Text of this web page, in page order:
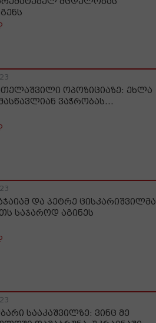
ოპოზიციაზე: ეხლა
ვაჭრობას...
და პეტრე ცისკარიშვილმა
საჯაროდ აგინეს
სააკაშვილზე: ვინც მე